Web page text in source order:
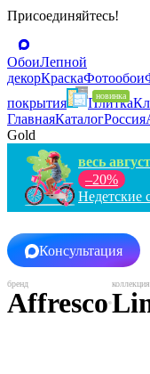
Присоединяйтесь!
ОбоиЛепной
декорКраскаФотообои
покрытия
Плитка
ГлавнаяКаталогРоссия
Gold
весь август
–20%
Недетские
Консультация
Affresco